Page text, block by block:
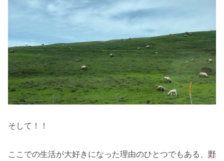
そして！！
ここでの生活が大好きになった理由のひとつでもある、 野